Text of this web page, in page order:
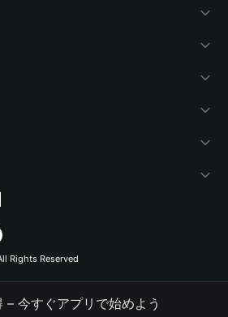
Rights Reserved
– 今すぐアプリで始めよう